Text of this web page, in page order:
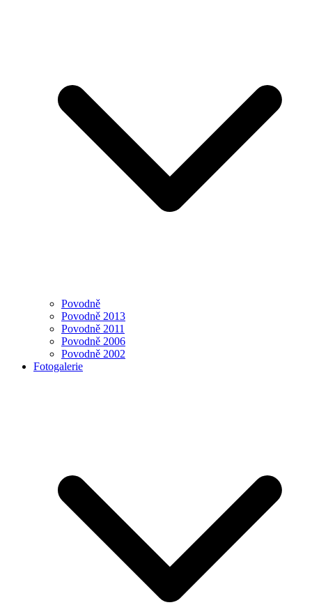
Povodně
Povodně 2013
Povodně 2011
Povodně 2006
Povodně 2002
Fotogalerie